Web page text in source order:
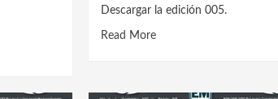
Descargar la edición 005.
Read MoreRead